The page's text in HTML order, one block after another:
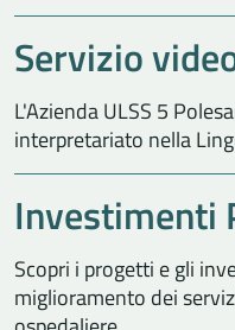
Servizio
L'Azienda ULSS 5
interpretariato nella
Investimenti
Scopri i progetti e gli
miglioramento dei